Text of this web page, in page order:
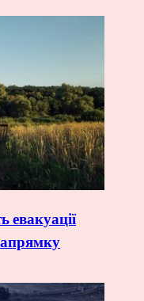
евакуації